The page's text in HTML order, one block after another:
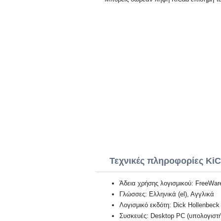
Τεχνικές πληροφορίες
Άδεια χρήσης λογισμικού:
Γλώσσες: Ελληνικά (el), Αγγλικά
Λογισμικό εκδότη: Dick Hollenbeck
Συσκευές: Desktop PC